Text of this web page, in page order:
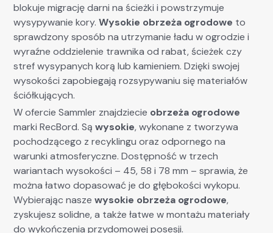
blokuje migrację darni na ścieżki i powstrzymuje
wysypywanie kory.Wysokie obrzeża ogrodowe to
sprawdzony sposób na utrzymanie ładu w ogrodzie i
wyraźne oddzielenie trawnika od rabat, ścieżek czy
stref wysypanych korą lub kamieniem. Dzięki swojej
wysokości zapobiegają rozsypywaniu się materiałów
ściółkujących.
W ofercie Sammler znajdziecie obrzeża ogrodowe
marki RecBord. Sąwysokie, wykonane z tworzywa
pochodzącego z recyklingu oraz odpornego na
warunki atmosferyczne. Dostępność w trzech
wariantach wysokości – 45, 58 i 78 mm – sprawia, że
można łatwo dopasować je do głębokości wykopu.
Wybierając naszewysokie obrzeża ogrodowe,
zyskujesz solidne, a także łatwe w montażu materiały
do wykończenia przydomowej posesji.